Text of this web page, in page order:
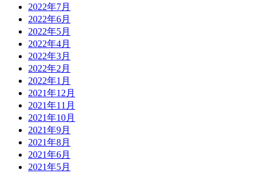
2022年7月
2022年6月
2022年5月
2022年4月
2022年3月
2022年2月
2022年1月
2021年12月
2021年11月
2021年10月
2021年9月
2021年8月
2021年6月
2021年5月